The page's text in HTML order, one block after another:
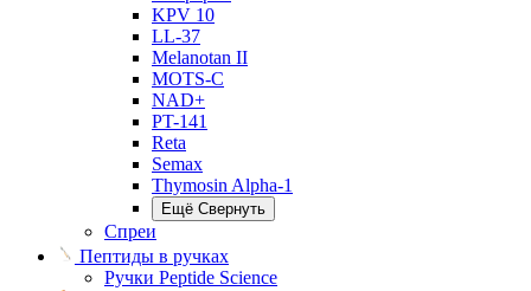
KPV 10
LL-37
Melanotan II
MOTS-C
NAD+
PT-141
Reta
Semax
Thymosin Alpha-1
Ещё Свернуть
Спреи
Пептиды в ручках
Ручки Peptide Science